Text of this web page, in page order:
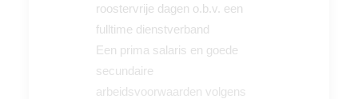
roostervrije dagen o.b.v. een
fulltime dienstverband
Een prima salaris en goede
secundaire
arbeidsvoorwaarden volgens